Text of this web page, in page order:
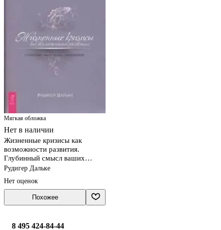
Мягкая обложка
Нет в наличии
Жизненные кризисы как
возможности развития.
Глубинный смысл ваших
заболеваний
Рудигер Дальке
Нет оценок
Похожее
8 495 424-84-44